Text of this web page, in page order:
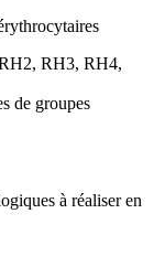
RH3, RH4,
de groupes
à réaliser en